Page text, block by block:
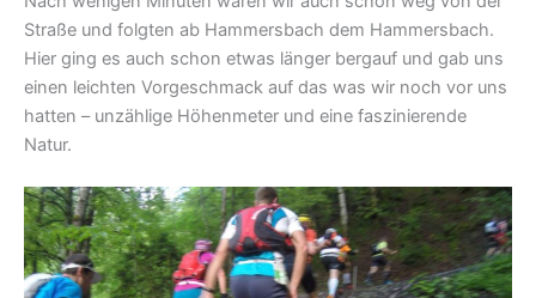
Straße und folgten ab Hammersbach dem Hammersbach.
Hier ging es auch schon etwas länger bergauf und gab uns
einen leichten Vorgeschmack auf das was wir noch vor uns
hatten – unzählige Höhenmeter und eine faszinierende
Natur.